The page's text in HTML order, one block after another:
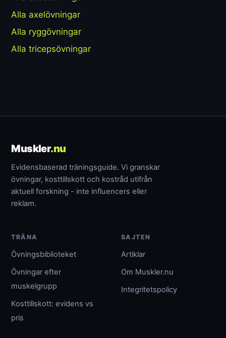
Alla axelövningar
Alla ryggövningar
Alla tricepsövningar
Muskler.nu
Evidensbaserad träningsguide. Vi granskar
övningar, kosttillskott och kostråd utifrån
aktuell forskning - inte influencers eller
reklam.
TRÄNA
Övningsbiblioteket
Övningar efter
muskelgrupp
Kosttillskott: evidens vs
pris
SAJTEN
Artiklar
Om Muskler.nu
Integritetspolicy